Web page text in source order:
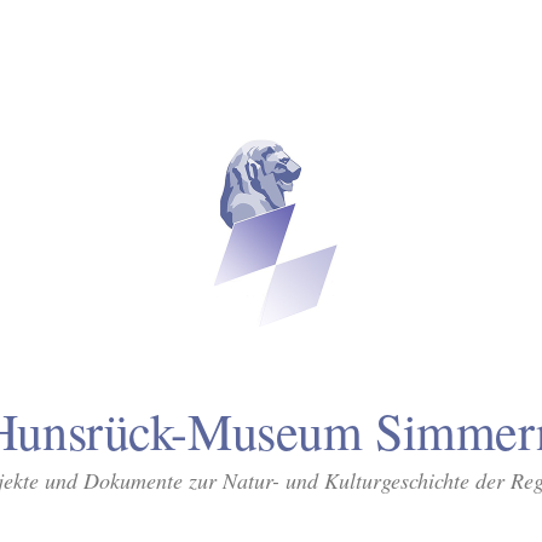
Museum
und Dokumente zur Natur- und Kulturgeschichte der